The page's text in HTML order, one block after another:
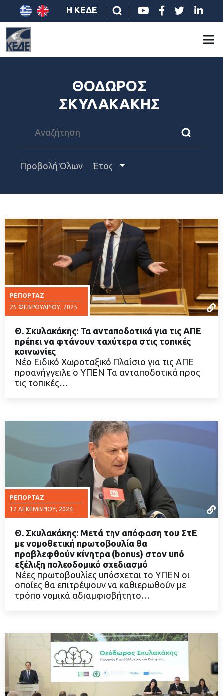
Η ΚΕΔΕ
ΘΟΔΩΡΟΣ
ΣΚΥΛΑΚΑΚΗΣ
Προβολή Όλων Έτος
ΡΕΠΟΡΤΆΖ
25 ΦΕΒΡΟΥΑΡΊΟΥ, 2025
ΔΙΑΒΑΣΤΕ ΠΕΡΙΣΣΟΤΕΡΑ
Θ. Σκυλακάκης: Τα ανταποδοτικά για τις ΑΠΕ
πρέπει να φτάνουν ταχύτερα στις τοπικές
κοινωνίες
Νέο Ειδικό Χωροταξικό Πλαίσιο για τις ΑΠΕ
προανήγγειλε ο ΥΠΕΝ Τα ανταποδοτικά προς
τις τοπικές…
ΡΕΠΟΡΤΆΖ
12 ΔΕΚΕΜΒΡΊΟΥ, 2024
ΔΙΑΒΑΣΤΕ ΠΕΡΙΣΣΟΤΕΡΑ
Θ. Σκυλακάκης: Μετά την απόφαση του ΣτΕ
με νομοθετική πρωτοβουλία θα
προβλεφθούν κίνητρα (bonus) στον υπό
εξέλιξη πολεοδομικό σχεδιασμό
Νέες πρωτοβουλίες υπόσχεται το ΥΠΕΝ οι
οποίες θα επιτρέψουν να καθιερωθούν με
τρόπο νομικά αδιαμφισβήτητο…